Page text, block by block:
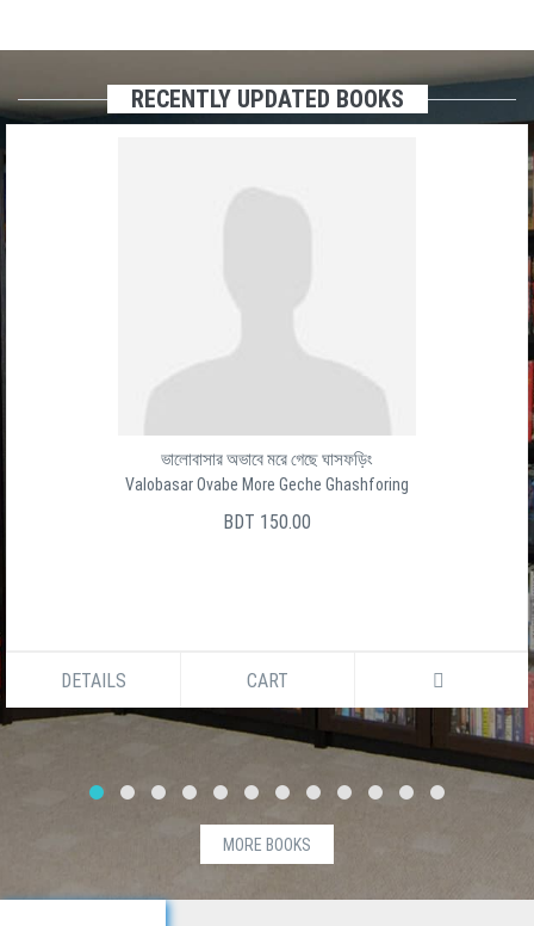
RECENTLY UPDATED BOOKS
ভালোবাসার অভাবে মরে গেছে ঘাসফড়িং
Valobasar Ovabe More Geche Ghashforing
BDT 150.00
DETAILS CART
MORE BOOKS